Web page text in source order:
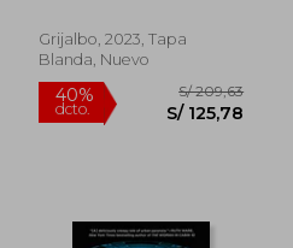
S/ 49,43
Grijalbo, 2023, Tapa
Blanda, Nuevo